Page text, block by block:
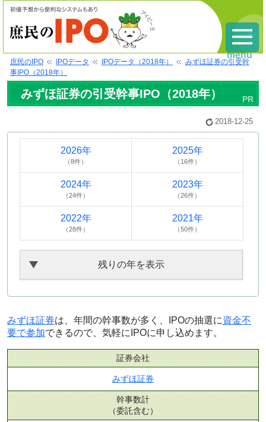
庶民のIPO IPOデータ IPOデータ（2018年）
みずほ証券の引受幹
事IPO（2018年）
みずほ証券の引受幹事IPO（2018年）
2018-12-25
2026年
（8件）
2025年
（16件）
2024年
（24件）
2023年
（26件）
2022年
（28件）
2021年
（50件）
残りの年を表示
みずほ証券は、年間の幹事数が多く、IPOの抽選に資金不
要で参加できるので、気軽にIPOに申し込めます。
証券会社
みずほ証券
幹事数計
（委託含む）
menu